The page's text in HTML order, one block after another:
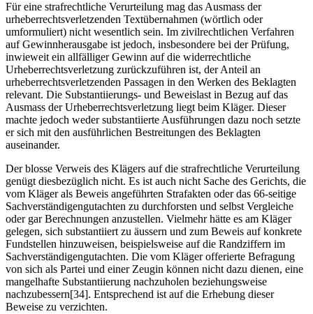
Für eine strafrechtliche Verurteilung mag das Ausmass der
urheberrechtsverletzenden Textübernahmen (wörtlich oder
umformuliert) nicht wesentlich sein. Im zivilrechtlichen Verfahren
auf Gewinnherausgabe ist jedoch, insbesondere bei der Prüfung,
inwieweit ein allfälliger Gewinn auf die widerrechtliche
Urheberrechtsverletzung zurückzuführen ist, der Anteil an
urheberrechtsverletzenden Passagen in den Werken des Beklagten
relevant. Die Substantiierungs- und Beweislast in Bezug auf das
Ausmass der Urheberrechtsverletzung liegt beim Kläger. Dieser
machte jedoch weder substantiierte Ausführungen dazu noch setzte
er sich mit den ausführlichen Bestreitungen des Beklagten
auseinander.
Der blosse Verweis des Klägers auf die strafrechtliche Verurteilung
genügt diesbezüglich nicht. Es ist auch nicht Sache des Gerichts, die
vom Kläger als Beweis angeführten Strafakten oder das 66-seitige
Sachverständigengutachten zu durchforsten und selbst Vergleiche
oder gar Berechnungen anzustellen. Vielmehr hätte es am Kläger
gelegen, sich substantiiert zu äussern und zum Beweis auf konkrete
Fundstellen hinzuweisen, beispielsweise auf die Randziffern im
Sachverständigengutachten. Die vom Kläger offerierte Befragung
von sich als Partei und einer Zeugin können nicht dazu dienen, eine
mangelhafte Substantiierung nachzuholen beziehungsweise
nachzubessern[34]. Entsprechend ist auf die Erhebung dieser
Beweise zu verzichten.